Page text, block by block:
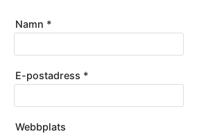
Namn *
E-postadress *
Webbplats